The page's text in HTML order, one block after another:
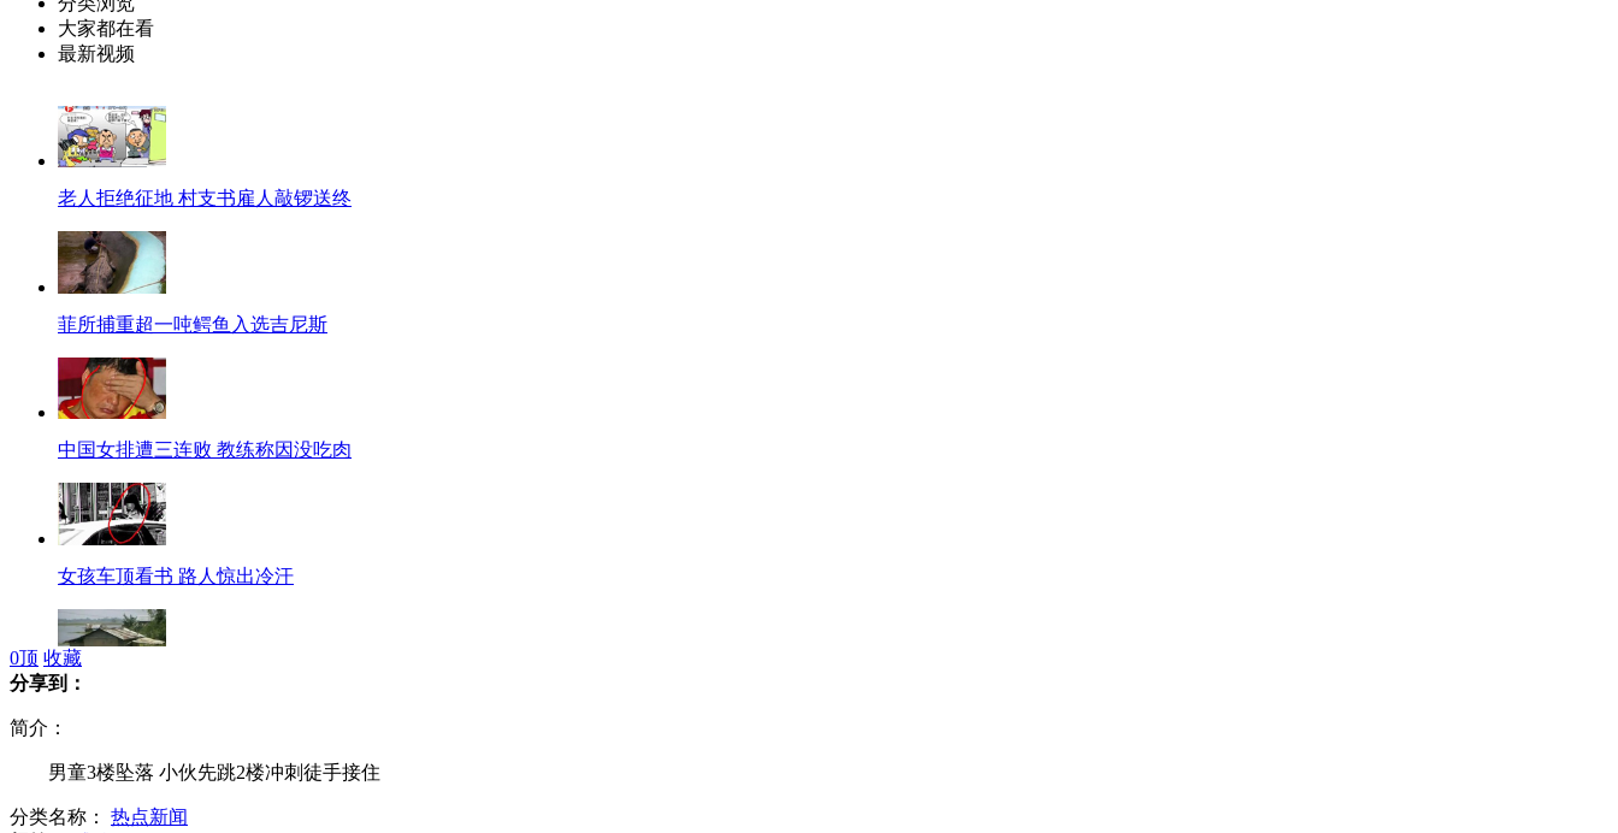
大家都在看
最新视频
老人拒绝征地 村支书雇人敲锣送终
菲所捕重超一吨鳄鱼入选吉尼斯
中国女排遭三连败 教练称因没吃肉
女孩车顶看书 路人惊出冷汗
80后"比基尼"婚礼 亲友全泳装出席
0顶 收藏
分享到：
简介：
男童3楼坠落 小伙先跳2楼冲刺徒手接住
分类名称： 热点新闻